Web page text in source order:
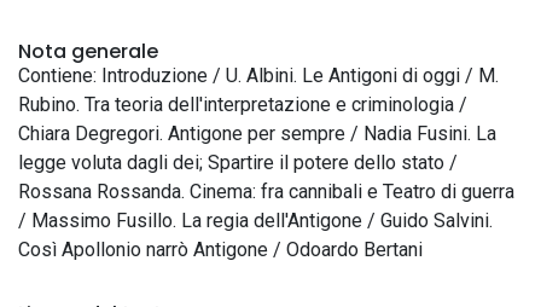
Nota generale
Contiene: Introduzione / U. Albini. Le Antigoni di oggi / M.
Rubino. Tra teoria dell'interpretazione e criminologia /
Chiara Degregori. Antigone per sempre / Nadia Fusini. La
legge voluta dagli dei; Spartire il potere dello stato /
Rossana Rossanda. Cinema: fra cannibali e Teatro di guerra
/ Massimo Fusillo. La regia dell'Antigone / Guido Salvini.
Così Apollonio narrò Antigone / Odoardo Bertani